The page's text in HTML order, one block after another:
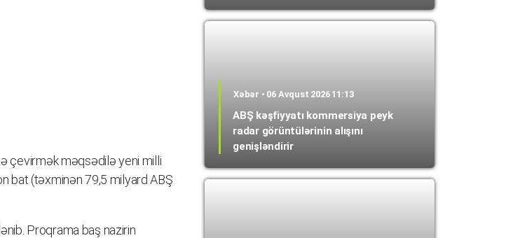
çevirmək məqsədilə yeni milli
bat (təxminən 79,5 milyard ABŞ
Proqrama baş nazirin
Xəbər • 06 Avqust 2026 11:13
ABŞ kəşfiyyatı kommersiya peyk
radar görüntülərinin alışını
genişləndirir